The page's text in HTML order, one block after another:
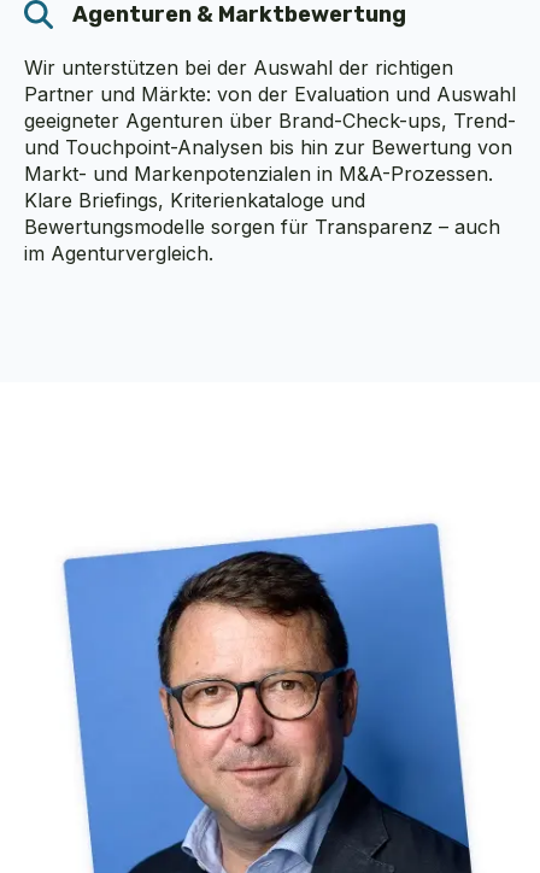
Agenturen & Marktbewertung
Wir unterstützen bei der Auswahl der richtigen
Partner und Märkte: von der Evaluation und Aus­wahl
geeigneter Agenturen über Brand-Check-ups, Trend-
und Touchpoint-Analysen bis hin zur Be­wer­tung von
Markt- und Markenpotenzialen in M&A-Prozessen.
Klare Briefings, Kriterienkataloge und
Bewertungsmodelle sorgen für Transparenz – auch
im Agenturvergleich.